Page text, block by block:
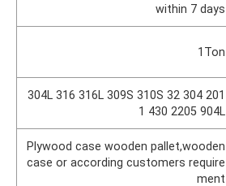
within 7 days
1Ton
201 304 304L 316 316L 309S 310S 32
1 430 2205 904L
Plywood case wooden pallet,wooden
case or according customers require
ment